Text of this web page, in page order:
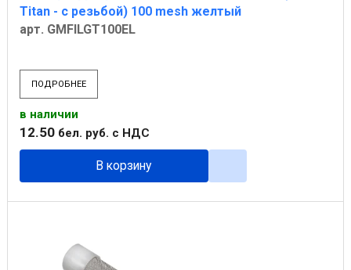
Titan - с резьбой) 100 mesh желтый
арт. GMFILGT100EL
ПОДРОБНЕЕ
в наличии
12.50 бел. руб. с НДС
В корзину